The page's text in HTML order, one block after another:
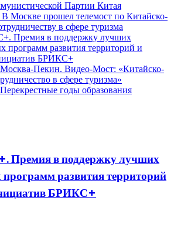
Партии Китая
Москве прошел телемост по Китайско-
в сфере туризма
Премия в поддержку лучших
программ развития территорий и
БРИКС+
Пекин. Видео-Мост: «Китайско-
в сфере туризма»
годы образования
Премия в поддержку лучших
развития территорий
БРИКС+